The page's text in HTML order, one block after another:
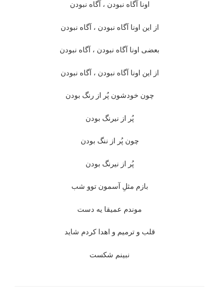
اونا آگاه نبودن ، آگاه نبودن
از این اونا آگاه نبودن ، آگاه نبودن
بعضی اونا آگاه نبودن ، آگاه نبودن
از این اونا آگاه نبودن ، آگاه نبودن
چون خودشون پُر از رنگ بودن
پُر از نیرنگ بودن
چون پُر از ننگ بودن
پُر از نیرنگ بودن
بازم مثلِ آسمون توو شب
موندم عمیقا یه دست
قلب و ترمیم و اهدا کردم شاید
نبینم شکست